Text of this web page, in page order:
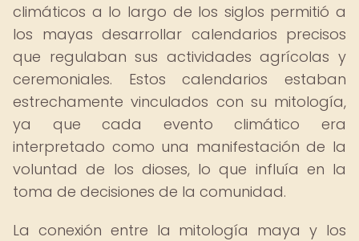
climáticos a lo largo de los siglos permitió a
los mayas desarrollar calendarios precisos
que regulaban sus actividades agrícolas y
ceremoniales. Estos calendarios estaban
estrechamente vinculados con su mitología,
ya que cada evento climático era
interpretado como una manifestación de la
voluntad de los dioses, lo que influía en la
toma de decisiones de la comunidad.
La conexión entre la mitología maya y los